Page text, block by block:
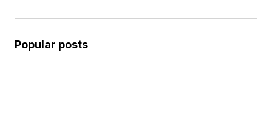
Popular posts